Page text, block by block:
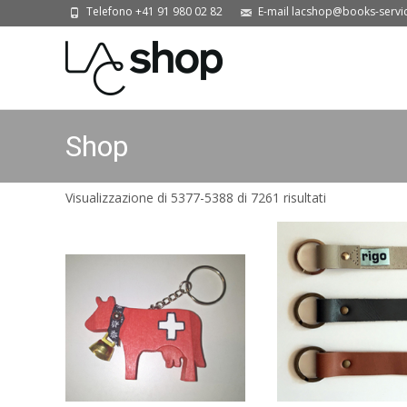
Telefono +41 91 980 02 82 E-mail lacshop@books-
Shop
Visualizzazione di 5377-5388 di 7261 risultati